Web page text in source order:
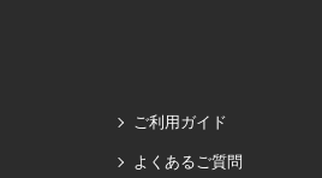
ご利用ガイド
よくあるご質問